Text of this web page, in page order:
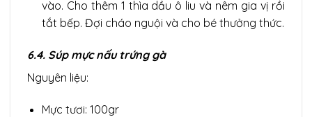
vào. Cho thêm 1 thìa dầu ô liu và nêm gia vị rồi
tắt bếp. Đợi cháo nguội và cho bé thưởng thức.
6.4. Súp mực nấu trứng gà
Nguyên liệu:
Mực tươi: 100gr